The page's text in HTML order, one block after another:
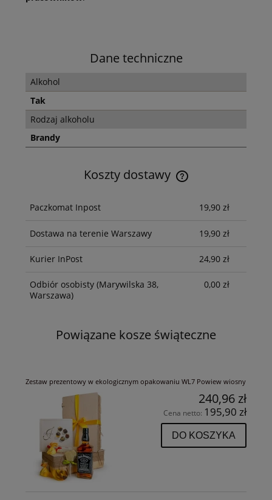
Dane techniczne
Alkohol
Tak
Rodzaj alkoholu
Brandy
Koszty dostawy
Cena nie zawiera ewentualnych kosztów płatności
Paczkomat Inpost 19,90 zł
Dostawa na terenie Warszawy 19,90 zł
Kurier InPost 24,90 zł
Odbiór osobisty (Marywilska 38,
Warszawa)
0,00 zł
Powiązane kosze świąteczne
Zestaw prezentowy w ekologicznym opakowaniu WL7 Powiew wiosny
240,96 zł
Cena netto: 195,90 zł
DO KOSZYKA